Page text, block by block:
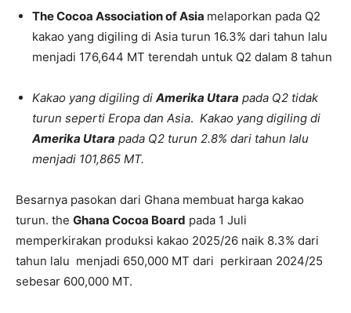
The Cocoa Association of Asia melaporkan pada Q2
kakao yang digiling di Asia turun 16.3% dari tahun lalu
menjadi 176,644 MT terendah untuk Q2 dalam 8 tahun
Kakao yang digiling di Amerika Utara pada Q2 tidak
turun seperti Eropa dan Asia. Kakao yang digiling di
Amerika Utara pada Q2 turun 2.8% dari tahun lalu
menjadi 101,865 MT.
Besarnya pasokan dari Ghana membuat harga kakao
turun. the Ghana Cocoa Board pada 1 Juli
memperkirakan produksi kakao 2025/26 naik 8.3% dari
tahun lalu menjadi 650,000 MT dari perkiraan 2024/25
sebesar 600,000 MT.